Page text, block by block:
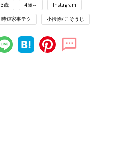
3歳 4歳～ Instagram
時短家事テク 小掃除/こそうじ